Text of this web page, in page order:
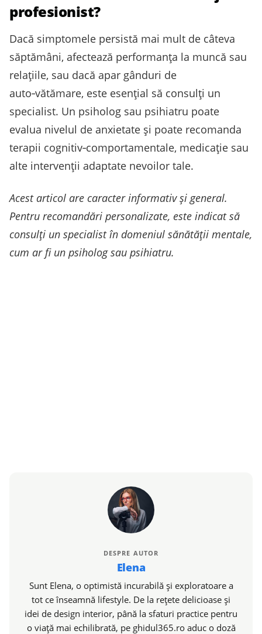
profesionist?
Dacă simptomele persistă mai mult de câteva
săptămâni, afectează performanța la muncă sau
relațiile, sau dacă apar gânduri de
auto‑vătămare, este esențial să consulți un
specialist. Un psiholog sau psihiatru poate
evalua nivelul de anxietate și poate recomanda
terapii cognitiv‑comportamentale, medicație sau
alte intervenții adaptate nevoilor tale.
Acest articol are caracter informativ și general.
Pentru recomandări personalizate, este indicat să
consulți un specialist în domeniul sănătății mentale,
cum ar fi un psiholog sau psihiatru.
DESPRE AUTOR
Elena
Sunt Elena, o optimistă incurabilă și exploratoare a
tot ce înseamnă lifestyle. De la rețete delicioase și
idei de design interior, până la sfaturi practice pentru
o viață mai echilibrată, pe ghidul365.ro aduc o doză